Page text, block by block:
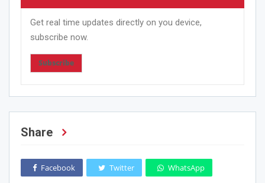
Get real time updates directly on you device,
subscribe now.
Subscribe
Share
Facebook Twitter WhatsApp